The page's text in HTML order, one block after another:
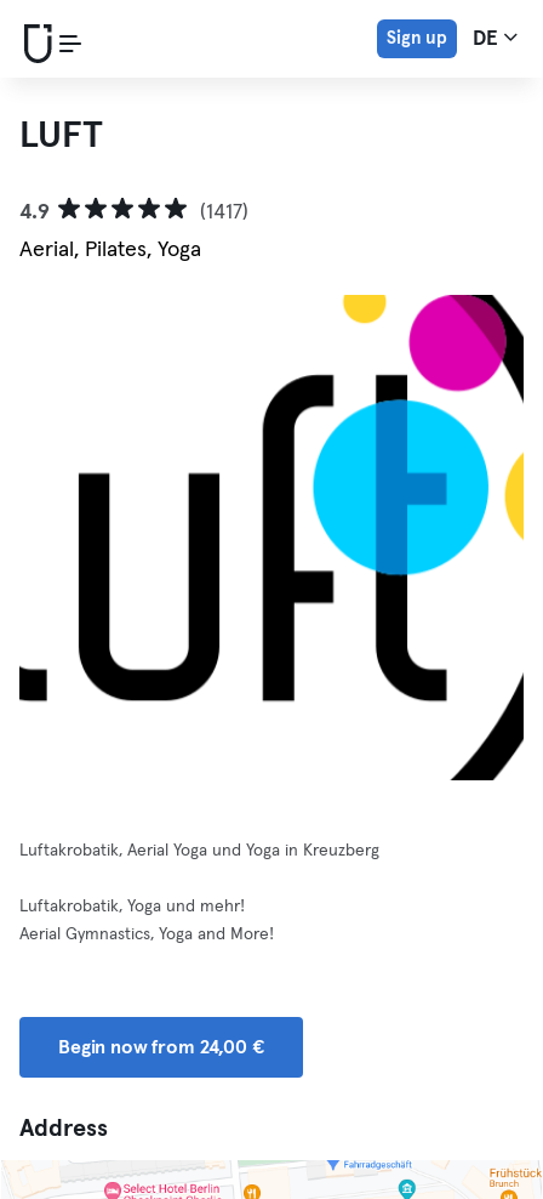
Sign up DE
LUFT
4.9
(1417)
Aerial, Pilates, Yoga
Luftakrobatik, Aerial Yoga und Yoga in Kreuzberg
Luftakrobatik, Yoga und mehr!
Aerial Gymnastics, Yoga and More!
Begin now from 24,00 €
Address